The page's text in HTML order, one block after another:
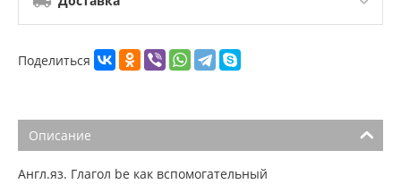
Поделиться
Описание
Англ.яз. Глагол be как вспомогательный